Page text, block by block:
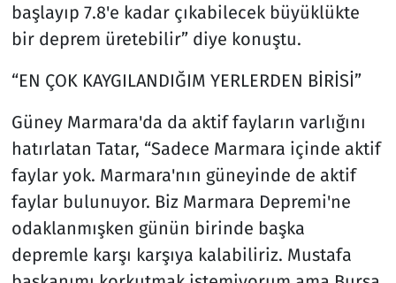
başlayıp 7.8'e kadar çıkabilecek büyüklükte
bir deprem üretebilir” diye konuştu.
“EN ÇOK KAYGILANDIĞIM YERLERDEN BİRİSİ”
Güney Marmara'da da aktif fayların varlığını
hatırlatan Tatar, “Sadece Marmara içinde aktif
faylar yok. Marmara'nın güneyinde de aktif
faylar bulunuyor. Biz Marmara Depremi'ne
odaklanmışken günün birinde başka
depremle karşı karşıya kalabiliriz. Mustafa